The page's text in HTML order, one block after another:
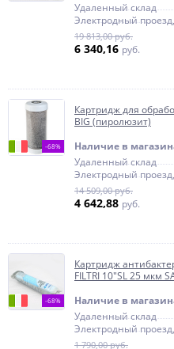
Удаленный склад
Электродный
19 813,00 руб.
6 340,16 руб.
-68%
Картридж для
BIG (пиролюзит)
Наличие в
Удаленный склад
Электродный
14 509,00 руб.
4 642,88 руб.
-68%
Картридж
FILTRI 10"SL 25 мкм
Наличие в
Удаленный склад
Электродный
1 790,00 руб.